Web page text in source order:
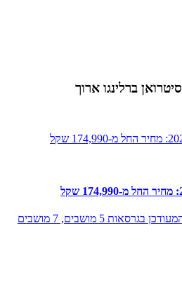
סיטרואן ברלינגו ארוך
תחילת שיווק סיטרואן ברלינגו המעודכן בגרסאות 5 מושבים, 7 מושבים